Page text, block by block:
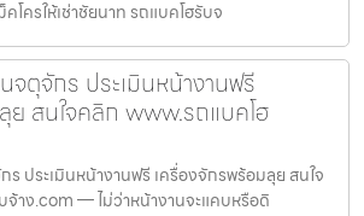
โครให้เช่าชัยนาท รถแบคโฮรับจ
จตุจักร ประเมินหน้างานฟรี
ย สนใจคลิก www.รถแบคโฮ
ประเมินหน้างานฟรี เครื่องจักรพร้อมลุย สนใจ
าง.com — ไม่ว่าหน้างานจะแคบหรือดิ